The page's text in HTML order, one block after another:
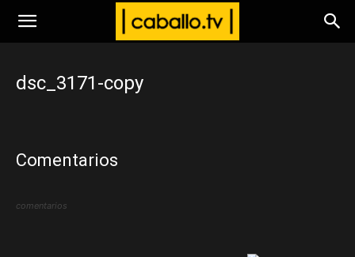
www.caballo.tv
dsc_3171-copy
Comentarios
comentarios